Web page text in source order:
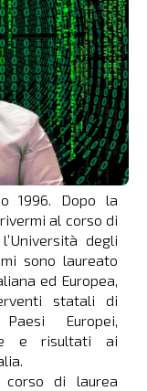
1996. Dopo la
al corso di
degli
sono laureato
ed Europea,
statali di
Europei,
e risultati ai
di laurea